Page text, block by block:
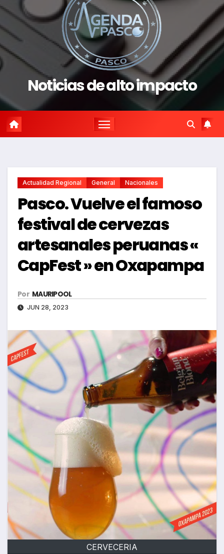
Noticias de alto impacto
Actualidad Regional General Nacionales
Pasco. Vuelve el famoso
festival de cervezas
artesanales peruanas «
CapFest » en Oxapampa
Por MAURIPOOL
JUN 28, 2023
CERVECERIA